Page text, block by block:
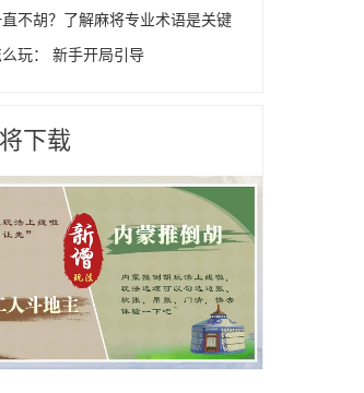
不胡？了解麻将专业术语是关键
玩： 新手开局引导
下载